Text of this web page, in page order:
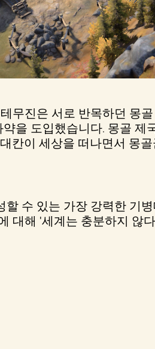
무진은 서로 반목하던 몽
을 도입했습니다. 몽골
칸이 세상을 떠나면서 몽
할 수 있는 가장 강력한 기
대해 '세계는 충분하지 않